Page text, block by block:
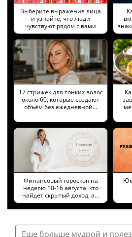
Выберите выражение лица
и узнайте, что люди
чувствуют рядом с вами
17 стрижек для тонких волос
около 60, которые создают
объём без ежедневной…
Финансовый гороскоп на
неделю 10-16 августа: кто
найдёт скрытый доход, а…
Еще больше мудрой и